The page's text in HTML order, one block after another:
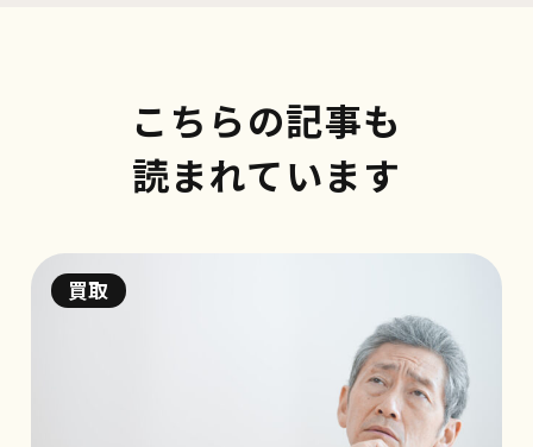
こちらの記事も
読まれています
買取